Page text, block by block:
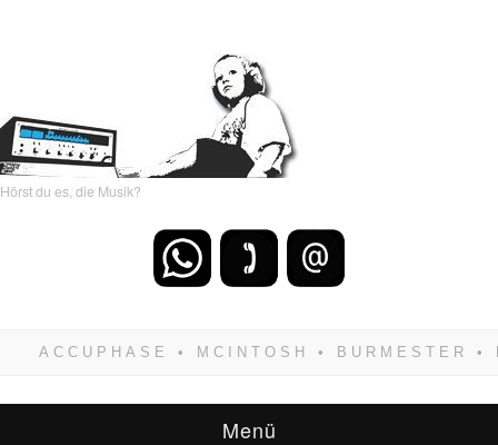
Hörst du es, die Musik?
zwangsläufig siegen! Und noch was: Hifi
Menü